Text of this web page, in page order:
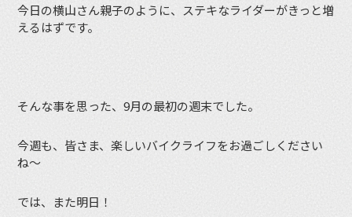
今日の横山さん親子のように、ステキなライダーがきっと増
えるはずです。
そんな事を思った、9月の最初の週末でした。
今週も、皆さま、楽しいバイクライフをお過ごしください
ね〜
では、また明日！